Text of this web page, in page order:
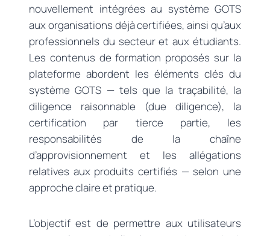
nouvellement intégrées au système GOTS
aux organisations déjà certifiées, ainsi qu’aux
professionnels du secteur et aux étudiants.
Les contenus de formation proposés sur la
plateforme abordent les éléments clés du
système GOTS — tels que la traçabilité, la
diligence raisonnable (due diligence), la
certification par tierce partie, les
responsabilités de la chaîne
d’approvisionnement et les allégations
relatives aux produits certifiés — selon une
approche claire et pratique.
L’objectif est de permettre aux utilisateurs